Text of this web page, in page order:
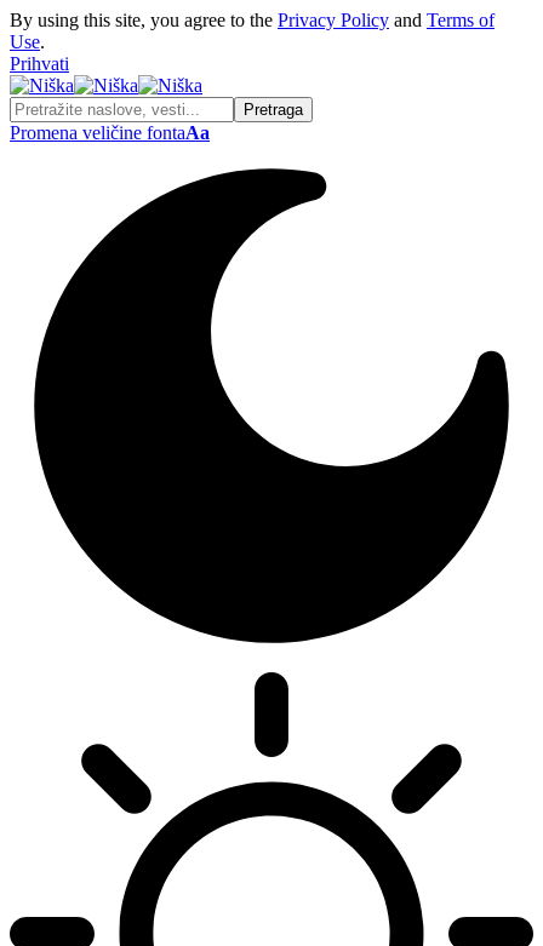
By using this site, you agree to the Privacy Policy and Terms of
Use.
Prihvati
Promena veličine fontaAa